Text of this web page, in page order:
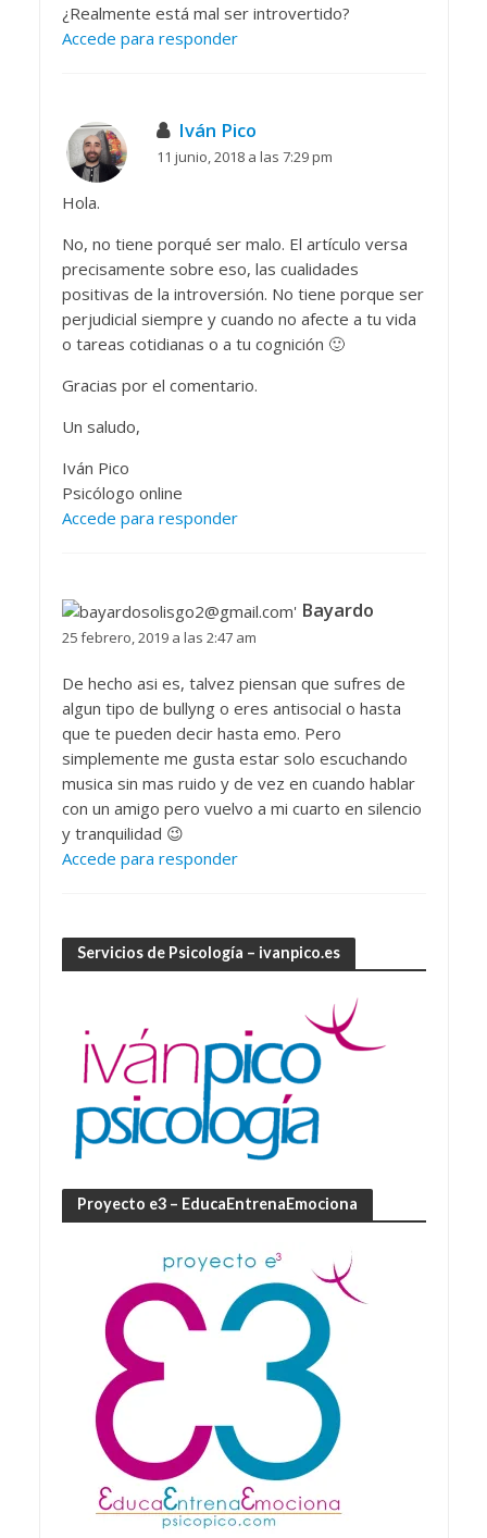
¿Realmente está mal ser introvertido?
Accede para responder
Iván Pico
11 junio, 2018 a las 7:29 pm
Hola.
No, no tiene porqué ser malo. El artículo versa
precisamente sobre eso, las cualidades
positivas de la introversión. No tiene porque ser
perjudicial siempre y cuando no afecte a tu vida
o tareas cotidianas o a tu cognición 🙂
Gracias por el comentario.
Un saludo,
Iván Pico
Psicólogo online
Accede para responder
Bayardo
25 febrero, 2019 a las 2:47 am
De hecho asi es, talvez piensan que sufres de
algun tipo de bullyng o eres antisocial o hasta
que te pueden decir hasta emo. Pero
simplemente me gusta estar solo escuchando
musica sin mas ruido y de vez en cuando hablar
con un amigo pero vuelvo a mi cuarto en silencio
y tranquilidad 😉
Accede para responder
Servicios de Psicología – ivanpico.es
Proyecto e3 – EducaEntrenaEmociona